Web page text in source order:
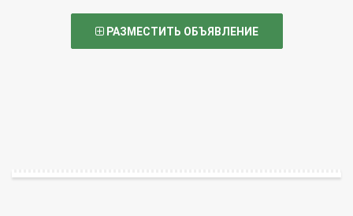
РАЗМЕСТИТЬ ОБЪЯВЛЕНИЕ